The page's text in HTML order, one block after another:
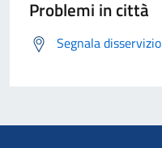
Problemi in città
Segnala disservizio